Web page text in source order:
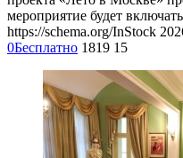
мероприятие будет
https://schema.org/InStock
0Бесплатно 1819 15